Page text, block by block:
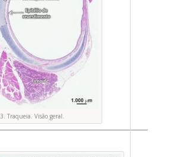
3. Traqueia. Visão geral.